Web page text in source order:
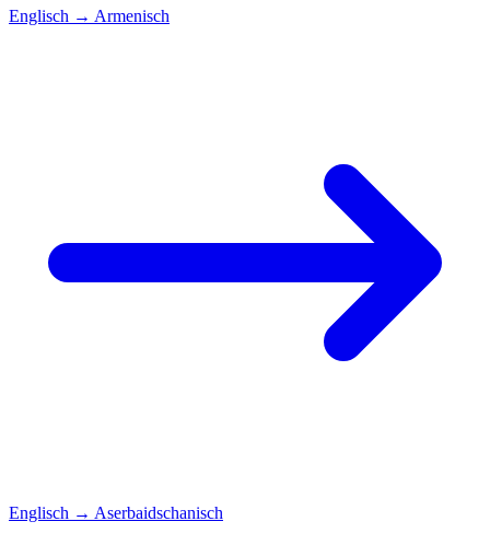
Englisch → Armenisch
Englisch → Aserbaidschanisch